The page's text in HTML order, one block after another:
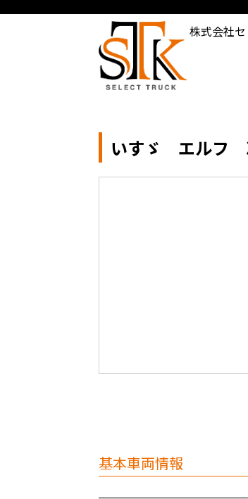
株式会社
いすゞ エルフ
基本車両情報